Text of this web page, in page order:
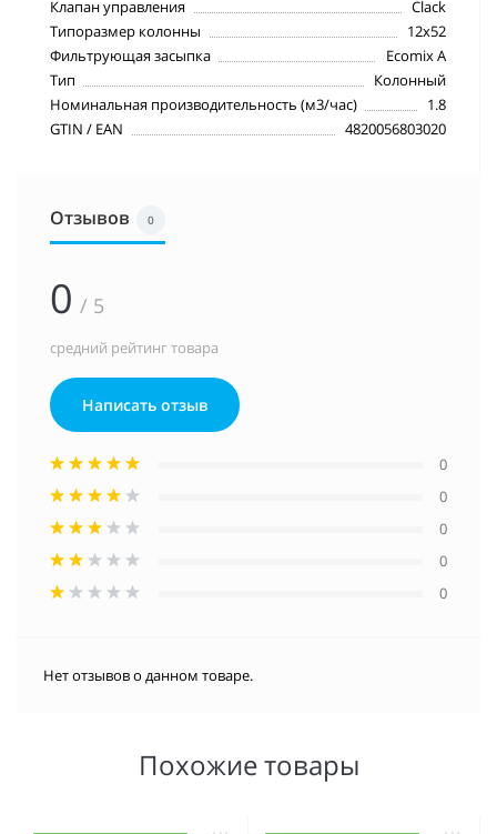
Клапан управления
Clack
Типоразмер колонны
12х52
Фильтрующая засыпка
Ecomix A
Тип
Колонный
Номинальная производительность (м3/час)
1.8
GTIN / EAN
4820056803020
Отзывов 0
0 / 5
средний рейтинг товара
Написать отзыв
0
0
0
0
0
Нет отзывов о данном товаре.
Похожие товары